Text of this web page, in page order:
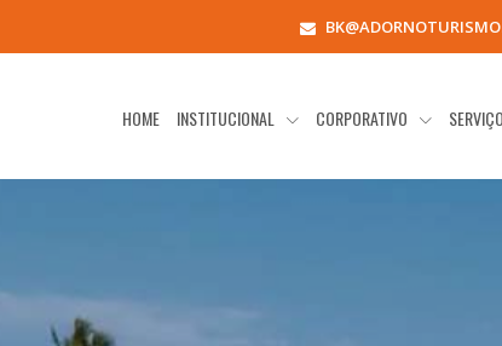
HOME INSTITUCIONAL CORPORATIVO